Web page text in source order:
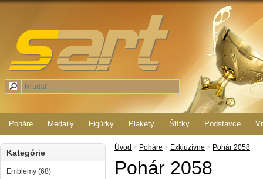
Poháre Medaily Figúrky Plakety Štítky Podstavce
Kategórie
Emblémy (68)
Úvod > Poháre > Exkluzívne > Pohár 2058
Pohár 2058